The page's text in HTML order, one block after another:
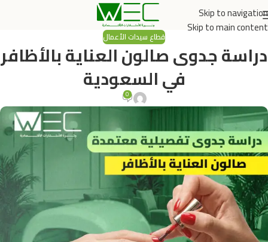
Skip to navigation
Skip to main content
قطاع سيدات الأعمال
دراسة جدوى صالون العناية بالأظافر
في السعودية
0